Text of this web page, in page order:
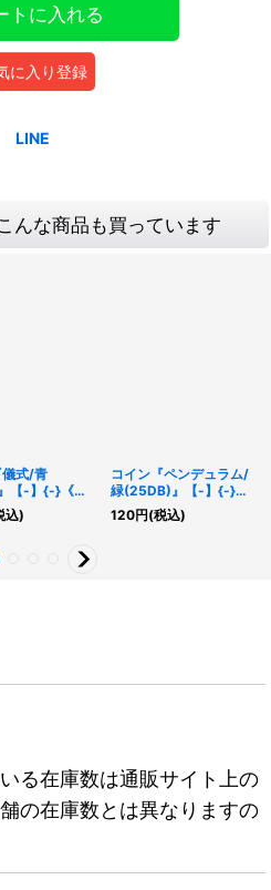
トに入れる
に入り登録
んな商品も買っています
儀式/青
【-】{-}《そ
込)
コイン『ペンデュラム/
緑(25DB)』【-】{-}
《その他》
120円(税込)
る在庫数は通販サイト上の
の在庫数とは異なりますの